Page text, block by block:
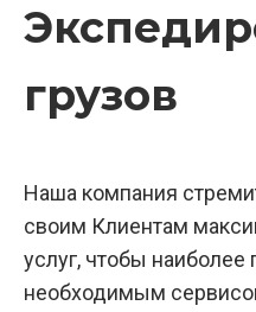
грузов
Наша компания
своим Клиентам
услуг, чтобы наиболее
необходимым